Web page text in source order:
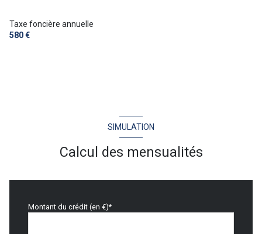
Taxe foncière annuelle
580 €
SIMULATION
Calcul des mensualités
Montant du crédit (en €)*